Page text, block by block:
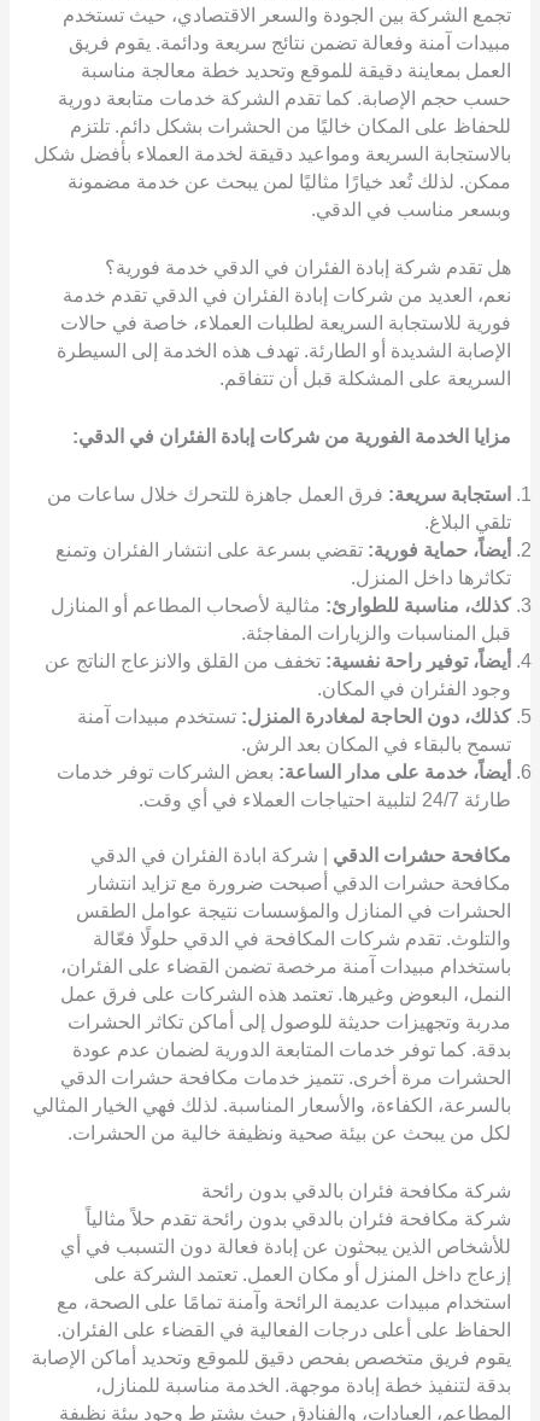
تجمع الشركة بين الجودة والسعر الاقتصادي، حيث تستخدم
مبيدات آمنة وفعالة تضمن نتائج سريعة ودائمة. يقوم فريق
العمل بمعاينة دقيقة للموقع وتحديد خطة معالجة مناسبة
حسب حجم الإصابة. كما تقدم الشركة خدمات متابعة دورية
للحفاظ على المكان خاليًا من الحشرات بشكل دائم. تلتزم
بالاستجابة السريعة ومواعيد دقيقة لخدمة العملاء بأفضل شكل
ممكن. لذلك تُعد خيارًا مثاليًا لمن يبحث عن خدمة مضمونة
وبسعر مناسب في الدقي.
هل تقدم شركة إبادة الفئران في الدقي خدمة فورية؟
نعم، العديد من شركات إبادة الفئران في الدقي تقدم خدمة
فورية للاستجابة السريعة لطلبات العملاء، خاصة في حالات
الإصابة الشديدة أو الطارئة. تهدف هذه الخدمة إلى السيطرة
السريعة على المشكلة قبل أن تتفاقم.
مزايا الخدمة الفورية من شركات إبادة الفئران في الدقي:
استجابة سريعة: فرق العمل جاهزة للتحرك خلال ساعات من
تلقي البلاغ.
أيضاً، حماية فورية: تقضي بسرعة على انتشار الفئران وتمنع
تكاثرها داخل المنزل.
كذلك، مناسبة للطوارئ: مثالية لأصحاب المطاعم أو المنازل
قبل المناسبات والزيارات المفاجئة.
أيضاً، توفير راحة نفسية: تخفف من القلق والانزعاج الناتج عن
وجود الفئران في المكان.
كذلك، دون الحاجة لمغادرة المنزل: تستخدم مبيدات آمنة
تسمح بالبقاء في المكان بعد الرش.
أيضاً، خدمة على مدار الساعة: بعض الشركات توفر خدمات
طارئة 24/7 لتلبية احتياجات العملاء في أي وقت.
مكافحة حشرات الدقي | شركة ابادة الفئران في الدقي
مكافحة حشرات الدقي أصبحت ضرورة مع تزايد انتشار
الحشرات في المنازل والمؤسسات نتيجة عوامل الطقس
والتلوث. تقدم شركات المكافحة في الدقي حلولًا فعّالة
باستخدام مبيدات آمنة مرخصة تضمن القضاء على الفئران،
النمل، البعوض وغيرها. تعتمد هذه الشركات على فرق عمل
مدربة وتجهيزات حديثة للوصول إلى أماكن تكاثر الحشرات
بدقة. كما توفر خدمات المتابعة الدورية لضمان عدم عودة
الحشرات مرة أخرى. تتميز خدمات مكافحة حشرات الدقي
بالسرعة، الكفاءة، والأسعار المناسبة. لذلك فهي الخيار المثالي
لكل من يبحث عن بيئة صحية ونظيفة خالية من الحشرات.
شركة مكافحة فئران بالدقي بدون رائحة
شركة مكافحة فئران بالدقي بدون رائحة تقدم حلاً مثالياً
للأشخاص الذين يبحثون عن إبادة فعالة دون التسبب في أي
إزعاج داخل المنزل أو مكان العمل. تعتمد الشركة على
استخدام مبيدات عديمة الرائحة وآمنة تمامًا على الصحة، مع
الحفاظ على أعلى درجات الفعالية في القضاء على الفئران.
يقوم فريق متخصص بفحص دقيق للموقع وتحديد أماكن الإصابة
بدقة لتنفيذ خطة إبادة موجهة. الخدمة مناسبة للمنازل،
المطاعم، العيادات، والفنادق حيث يشترط وجود بيئة نظيفة